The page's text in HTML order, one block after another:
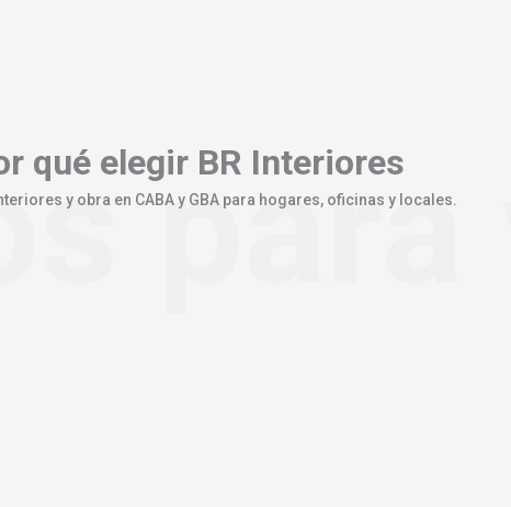
qué elegir BR Interiores
y obra en CABA y GBA para hogares, oficinas y locales.